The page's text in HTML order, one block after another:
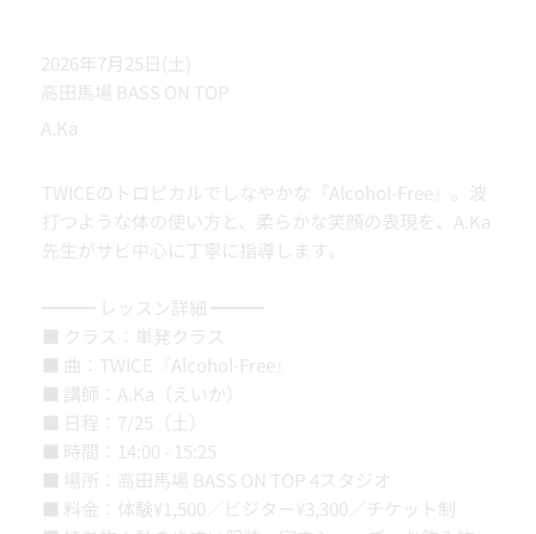
2026年7月25日(土)
高田馬場 BASS ON TOP
A.Ka
TWICEのトロピカルでしなやかな『Alcohol-Free』。波
打つような体の使い方と、柔らかな笑顔の表現を、A.Ka
先生がサビ中心に丁寧に指導します。
━━━ レッスン詳細 ━━━
■ クラス：単発クラス
■ 曲：TWICE『Alcohol-Free』
■ 講師：A.Ka（えいか）
■ 日程：7/25（土）
■ 時間：14:00 - 15:25
■ 場所：高田馬場 BASS ON TOP 4スタジオ
■ 料金：体験¥1,500／ビジター¥3,300／チケット制